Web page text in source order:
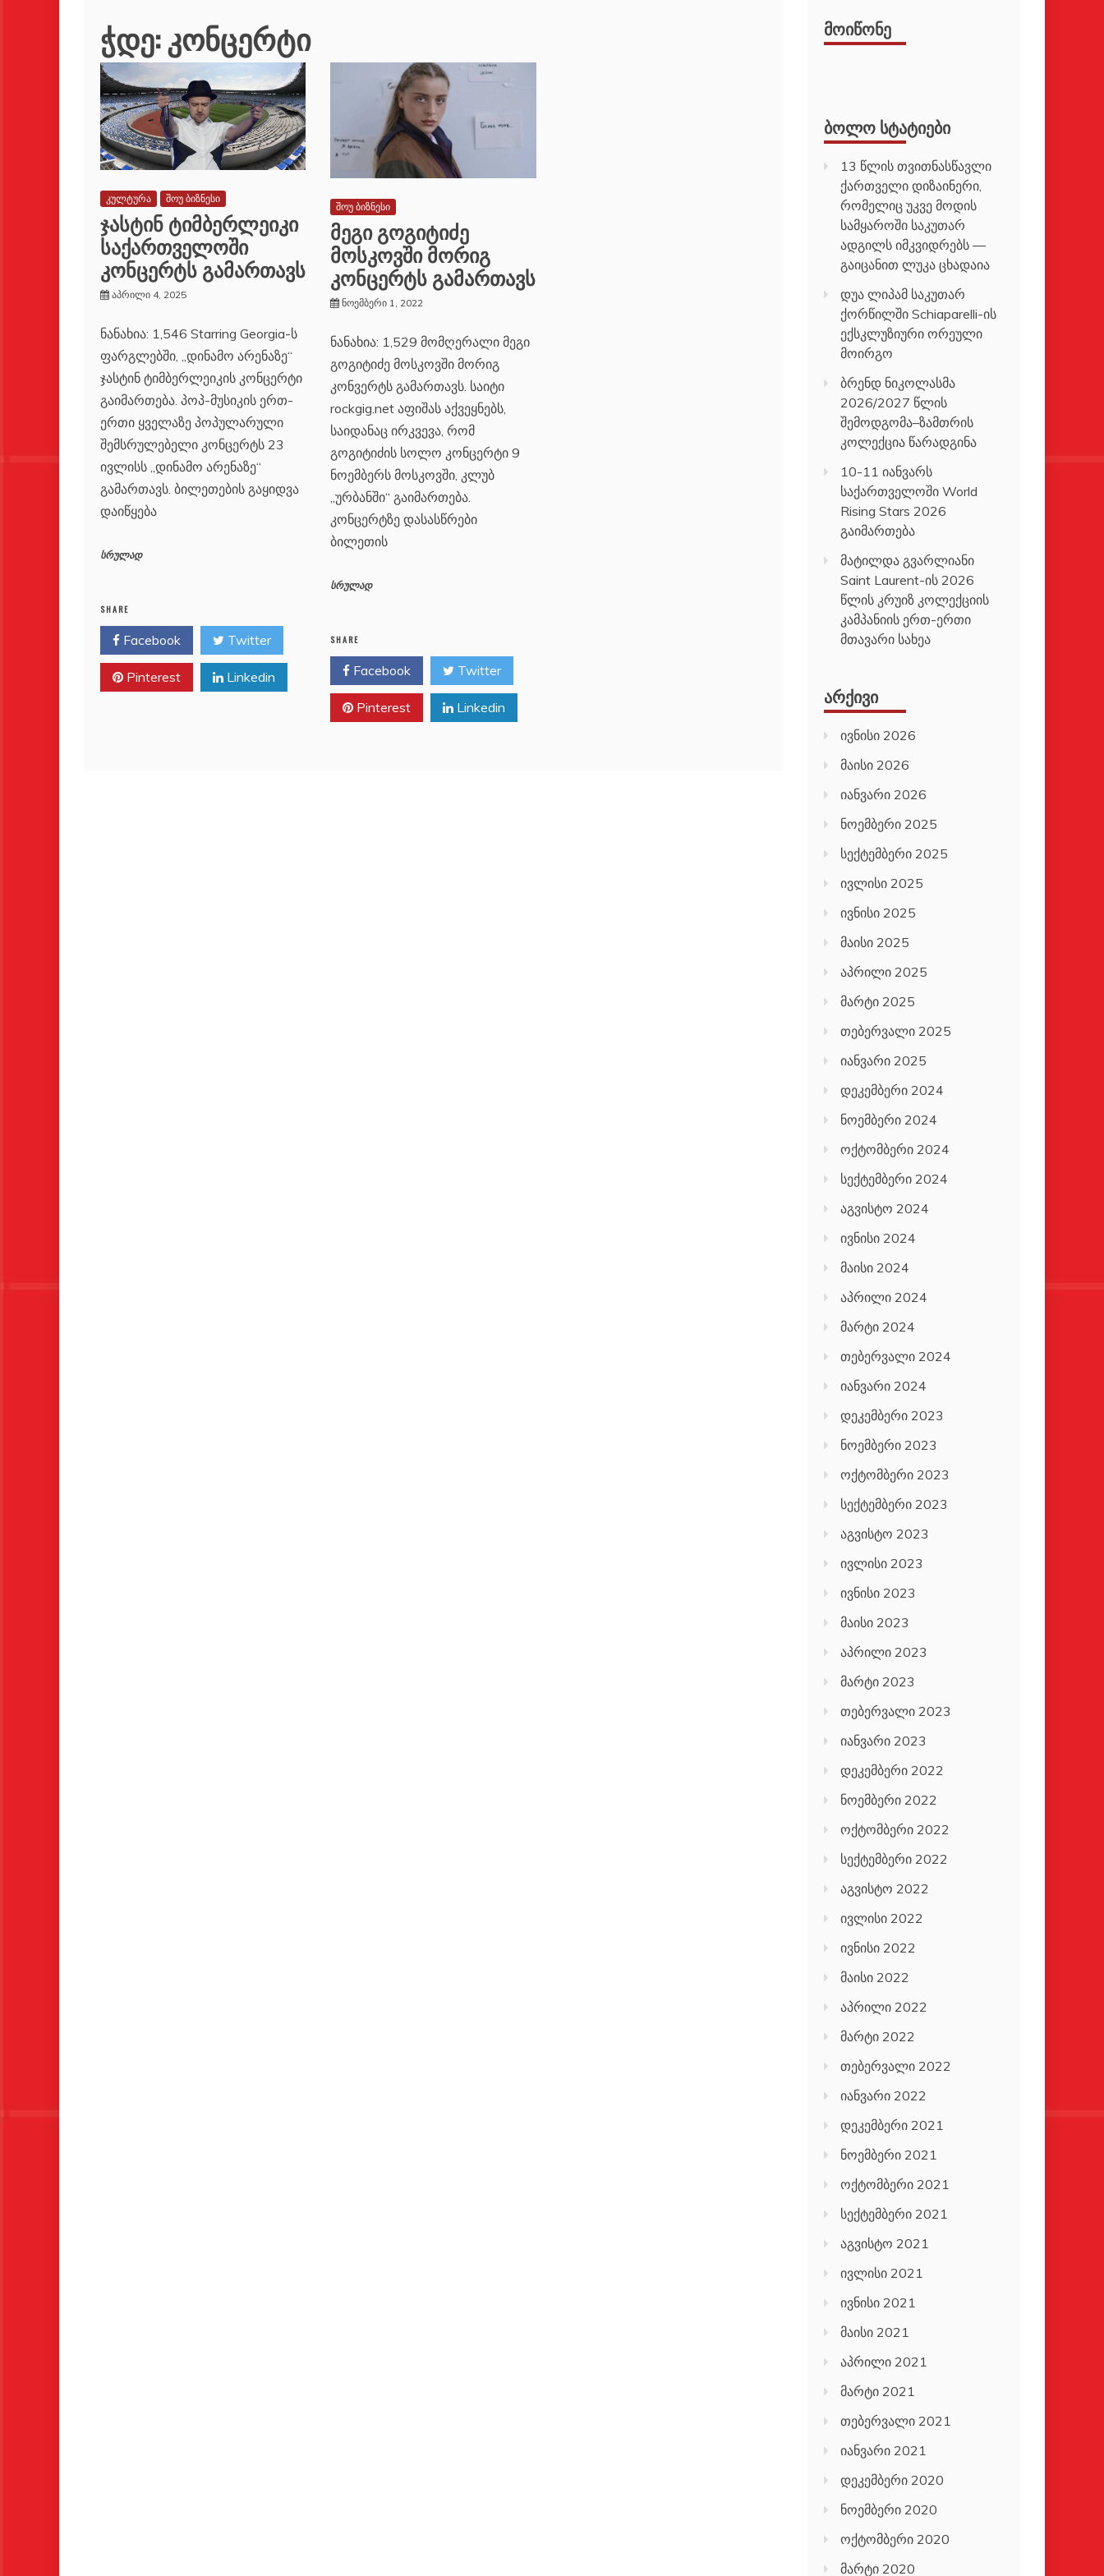
ჭდე:კონცერტი
კულტურა შოუ ბიზნესი
ჯასტინ ტიმბერლეიკი
საქართველოში
კონცერტს გამართავს
აპრილი 4, 2025
ნანახია: 1,546 Starring Georgia-ს
ფარგლებში, „დინამო არენაზე“
ჯასტინ ტიმბერლეიკის კონცერტი
გაიმართება. პოპ-მუსიკის ერთ-
ერთი ყველაზე პოპულარული
შემსრულებელი კონცერტს 23
ივლისს „დინამო არენაზე“
გამართავს. ბილეთების გაყიდვა
დაიწყება
სრულად
SHARE
Facebook Twitter
Pinterest Linkedin
შოუ ბიზნესი
მეგი გოგიტიძე
მოსკოვში მორიგ
კონცერტს გამართავს
ნოემბერი 1, 2022
ნანახია: 1,529 მომღერალი მეგი
გოგიტიძე მოსკოვში მორიგ
კონვერტს გამართავს. საიტი
rockgig.net აფიშას აქვეყნებს,
საიდანაც ირკვევა, რომ
გოგიტიძის სოლო კონცერტი 9
ნოემბერს მოსკოვში, კლუბ
„ურბანში“ გაიმართება.
კონცერტზე დასასწრები
ბილეთის
სრულად
SHARE
Facebook Twitter
Pinterest Linkedin
ᲛᲝᲘᲬᲝᲜᲔ
ᲑᲝᲚᲝ ᲡᲢᲐᲢᲘᲔᲑᲘ
13 წლის თვითნასწავლი
ქართველი დიზაინერი,
რომელიც უკვე მოდის
სამყაროში საკუთარ
ადგილს იმკვიდრებს —
გაიცანით ლუკა ცხადაია
დუა ლიპამ საკუთარ
ქორწილში Schiaparelli-ის
ექსკლუზიური ორეული
მოირგო
ბრენდ ნიკოლასმა
2026/2027 წლის
შემოდგომა–ზამთრის
კოლექცია წარადგინა
10-11 იანვარს
საქართველოში World
Rising Stars 2026
გაიმართება
მატილდა გვარლიანი
Saint Laurent-ის 2026
წლის კრუიზ კოლექციის
კამპანიის ერთ-ერთი
მთავარი სახეა
ᲐᲠᲥᲘᲕᲘ
ივნისი 2026
მაისი 2026
იანვარი 2026
ნოემბერი 2025
სექტემბერი 2025
ივლისი 2025
ივნისი 2025
მაისი 2025
აპრილი 2025
მარტი 2025
თებერვალი 2025
იანვარი 2025
დეკემბერი 2024
ნოემბერი 2024
ოქტომბერი 2024
სექტემბერი 2024
აგვისტო 2024
ივნისი 2024
მაისი 2024
აპრილი 2024
მარტი 2024
თებერვალი 2024
იანვარი 2024
დეკემბერი 2023
ნოემბერი 2023
ოქტომბერი 2023
სექტემბერი 2023
აგვისტო 2023
ივლისი 2023
ივნისი 2023
მაისი 2023
აპრილი 2023
მარტი 2023
თებერვალი 2023
იანვარი 2023
დეკემბერი 2022
ნოემბერი 2022
ოქტომბერი 2022
სექტემბერი 2022
აგვისტო 2022
ივლისი 2022
ივნისი 2022
მაისი 2022
აპრილი 2022
მარტი 2022
თებერვალი 2022
იანვარი 2022
დეკემბერი 2021
ნოემბერი 2021
ოქტომბერი 2021
სექტემბერი 2021
აგვისტო 2021
ივლისი 2021
ივნისი 2021
მაისი 2021
აპრილი 2021
მარტი 2021
თებერვალი 2021
იანვარი 2021
დეკემბერი 2020
ნოემბერი 2020
ოქტომბერი 2020
მარტი 2020